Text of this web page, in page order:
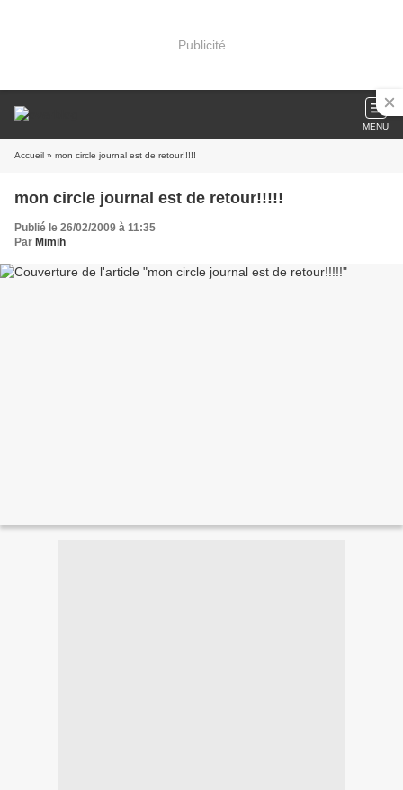
Publicité
MENU
Accueil » mon circle journal est de retour!!!!!
mon circle journal est de retour!!!!!
Publié le 26/02/2009 à 11:35
Par Mimih